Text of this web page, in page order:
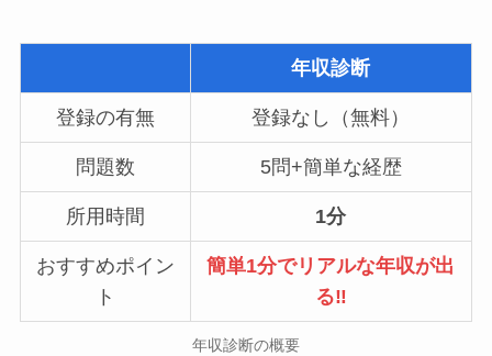
年収診断
登録の有無 登録なし（無料）
問題数 5問+簡単な経歴
所用時間 1分
おすすめポイン
ト
簡単1分でリアルな年収が出
る‼
年収診断の概要